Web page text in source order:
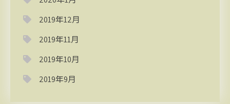
2019年12月
2019年11月
2019年10月
2019年9月